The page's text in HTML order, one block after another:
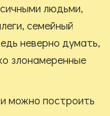
людьми,
семейный
неверно думать,
злонамеренные
можно построить